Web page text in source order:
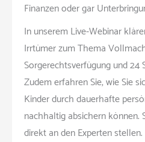
Finanzen oder gar
In unserem Live-Webinar
Irrtümer zum Thema
Sorgerechtsverfügung und
Zudem erfahren Sie, wie Sie
Kinder durch dauerhafte
nachhaltig absichern können.
direkt an den Experten stellen.